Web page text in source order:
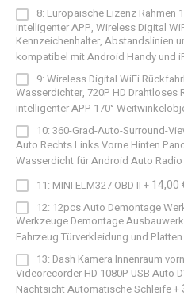
8: Europäische Lizenz Rahmen
intelligenter APP, Wireless Digital
Kennzeichenhalter, Abstandslinien
kompatibel mit Android Handy und
9: Wireless Digital WiFi
Wasserdichter, 720P HD Drahtloses
intelligenter APP 170°
10: 360-Grad-Auto-Surround-
Auto Rechts Links Vorne Hinten
Wasserdicht für Android Auto
11: MINI ELM327 OBD II + 14,00
12: 12pcs Auto Demontage
Werkzeuge Demontage
Fahrzeug Türverkleidung und
13: Dash Kamera Innenraum
Videorecorder HD 1080P USB Auto
Nachtsicht Automatische Schleife+